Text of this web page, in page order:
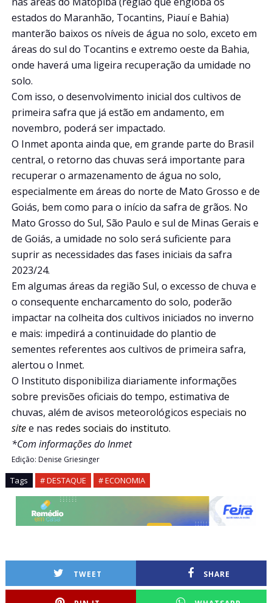
estados do Maranhão, Tocantins, Piauí e Bahia)
manterão baixos os níveis de água no solo, exceto em
áreas do sul do Tocantins e extremo oeste da Bahia,
onde haverá uma ligeira recuperação da umidade no
solo.
Com isso, o desenvolvimento inicial dos cultivos de
primeira safra que já estão em andamento, em
novembro, poderá ser impactado.
O Inmet aponta ainda que, em grande parte do Brasil
central, o retorno das chuvas será importante para
recuperar o armazenamento de água no solo,
especialmente em áreas do norte de Mato Grosso e de
Goiás, bem como para o início da safra de grãos. No
Mato Grosso do Sul, São Paulo e sul de Minas Gerais e
de Goiás, a umidade no solo será suficiente para
suprir as necessidades das fases iniciais da safra
2023/24.
Em algumas áreas da região Sul, o excesso de chuva e
o consequente encharcamento do solo, poderão
impactar na colheita dos cultivos iniciados no inverno
e mais: impedirá a continuidade do plantio de
sementes referentes aos cultivos de primeira safra,
alertou o Inmet.
O Instituto disponibiliza diariamente informações
sobre previsões oficiais do tempo, estimativa de
chuvas, além de avisos meteorológicos especiais no
sitee nas redes sociais do instituto.
*Com informações do Inmet
Edição: Denise Griesinger
Tags # DESTAQUE # ECONOMIA
TWEET SHARE